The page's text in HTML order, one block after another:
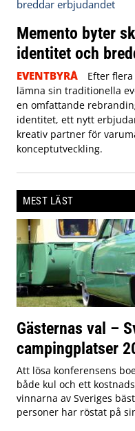
Memento byter
identitet och
EVENTBYRÅ
Efter
lämna sin traditionella
en omfattande
identitet, ett nytt
kreativ partner för
konceptutveckling.
MEST LÄST
Gästernas val –
campingplatser
Att lösa konferensens
både kul och ett
vinnarna av Sveriges
personer har röstat på